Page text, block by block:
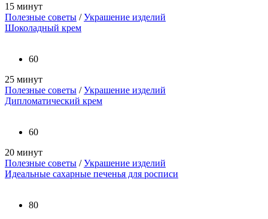
15 минут
Полезные советы /Украшение изделий
Шоколадный крем
60
25 минут
Полезные советы /Украшение изделий
Дипломатический крем
60
20 минут
Полезные советы /Украшение изделий
Идеальные сахарные печенья для росписи
80